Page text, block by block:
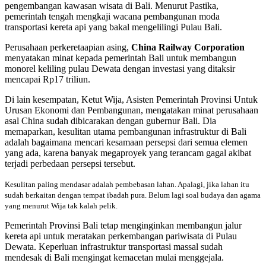
pengembangan kawasan wisata di Bali. Menurut Pastika,
pemerintah tengah mengkaji wacana pembangunan moda
transportasi kereta api yang bakal mengelilingi Pulau Bali.
Perusahaan perkeretaapian asing, China Railway Corporation
menyatakan minat kepada pemerintah Bali untuk membangun
monorel keliling pulau Dewata dengan investasi yang ditaksir
mencapai Rp17 triliun.
Di lain kesempatan, Ketut Wija, Asisten Pemerintah Provinsi Untuk
Urusan Ekonomi dan Pembangunan, mengatakan minat perusahaan
asal China sudah dibicarakan dengan gubernur Bali. Dia
memaparkan, kesulitan utama pembangunan infrastruktur di Bali
adalah bagaimana mencari kesamaan persepsi dari semua elemen
yang ada, karena banyak megaproyek yang terancam gagal akibat
terjadi perbedaan persepsi tersebut.
Kesulitan paling mendasar adalah pembebasan lahan. Apalagi, jika lahan itu
sudah berkaitan dengan tempat ibadah pura. Belum lagi soal budaya dan agama
yang menurut Wija tak kalah pelik.
Pemerintah Provinsi Bali tetap menginginkan membangun jalur
kereta api untuk meratakan perkembangan pariwisata di Pulau
Dewata. Keperluan infrastruktur transportasi massal sudah
mendesak di Bali mengingat kemacetan mulai menggejala.